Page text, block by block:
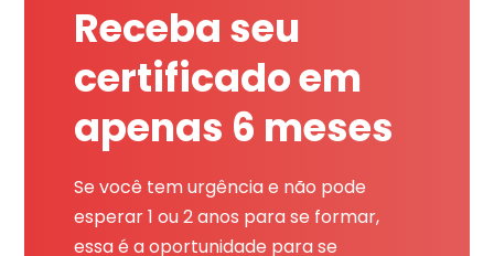
Receba seu
certificado em
apenas 6 meses
Se você tem urgência e não pode
esperar 1 ou 2 anos para se formar,
essa é a oportunidade para se